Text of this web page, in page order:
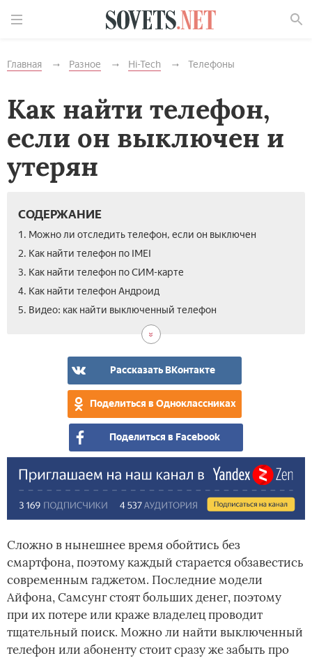
Главная Разное Hi-Tech Телефоны
Как найти телефон,
если он выключен и
утерян
СОДЕРЖАНИЕ
1. Можно ли отследить телефон, если он выключен
2. Как найти телефон по IMEI
3. Как найти телефон по СИМ-карте
4. Как найти телефон Андроид
5. Видео: как найти выключенный телефон
Рассказать ВКонтакте
Поделиться в Одноклассниках
Поделиться в Facebook
Сложно в нынешнее время обойтись без
смартфона, поэтому каждый старается обзавестись
современным гаджетом. Последние модели
Айфона, Самсунг стоят больших денег, поэтому
при их потере или краже владелец проводит
тщательный поиск. Можно ли найти выключенный
телефон или абоненту стоит сразу же забыть про